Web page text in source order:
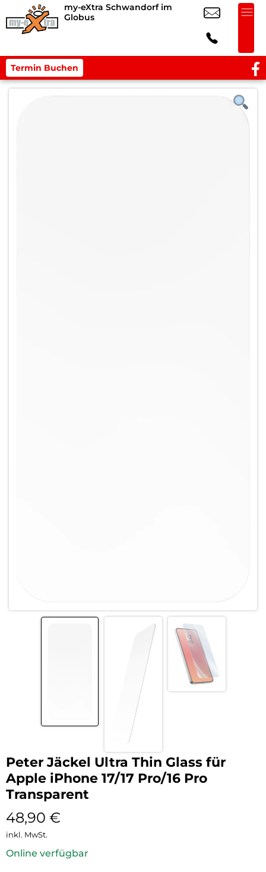
my-eXtra Schwandorf im
Globus
Termin Buchen
Peter Jäckel Ultra Thin Glass für
Apple iPhone 17/17 Pro/16 Pro
Transparent
48,90 €
inkl. MwSt.
Online verfügbar